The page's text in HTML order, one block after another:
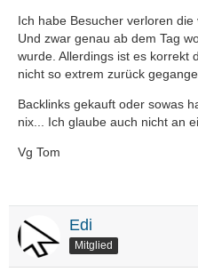
Ich habe Besucher verloren
Und zwar genau ab dem Tag
wurde. Allerdings ist es korrekt
nicht so extrem zurück
Backlinks gekauft oder sowas
nix... Ich glaube auch nicht an
Vg Tom
Edi
Mitglied